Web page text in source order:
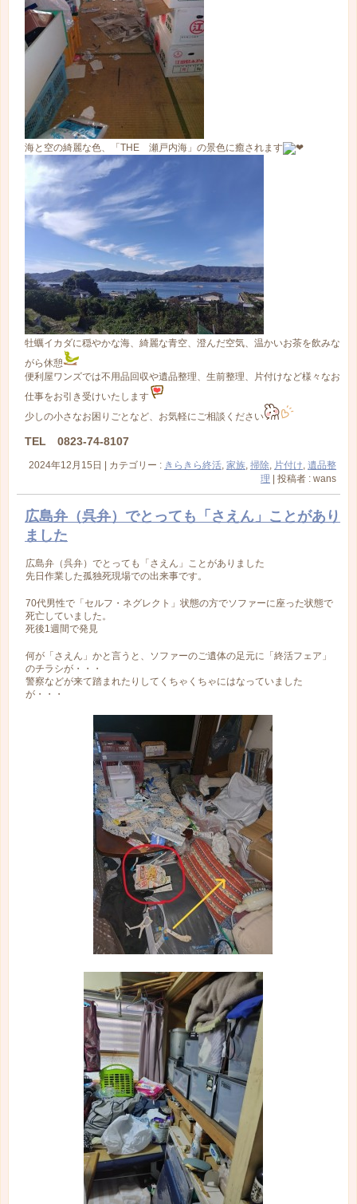
海と空の綺麗な色、「THE 瀬戸内海」の景色に癒されます
牡蠣イカダに穏やかな海、綺麗な青空、澄んだ空気、温かいお茶を飲みな
がら休憩
便利屋ワンズでは不用品回収や遺品整理、生前整理、片付けなど様々なお
仕事をお引き受けいたします
少しの小さなお困りごとなど、お気軽にご相談ください
TEL 0823-74-8107
2024年12月15日 カテゴリー : きらきら終活, 家族, 掃除, 片付け, 遺品整
理
投稿者 : wans
広島弁（呉弁）でとっても「さえん」ことがあり
ました
広島弁（呉弁）でとっても「さえん」ことがありました
先日作業した孤独死現場での出来事です。
70代男性で「セルフ・ネグレクト」状態の方でソファーに座った状態で
死亡していました。
死後1週間で発見
何が「さえん」かと言うと、ソファーのご遺体の足元に「終活フェア」
のチラシが・・・
警察などが来て踏まれたりしてくちゃくちゃにはなっていました
が・・・